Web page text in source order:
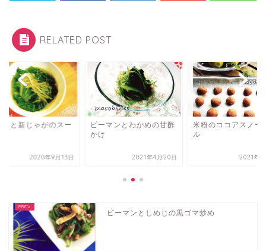
RELATED POST
スと新じゃがのスー
2020年9月13日
ピーマンとわかめの甘酢
かけ
2021年4月20日
米粉のココアスノー
ル
2021年4
ピーマンとしめじの黒ゴマ炒め